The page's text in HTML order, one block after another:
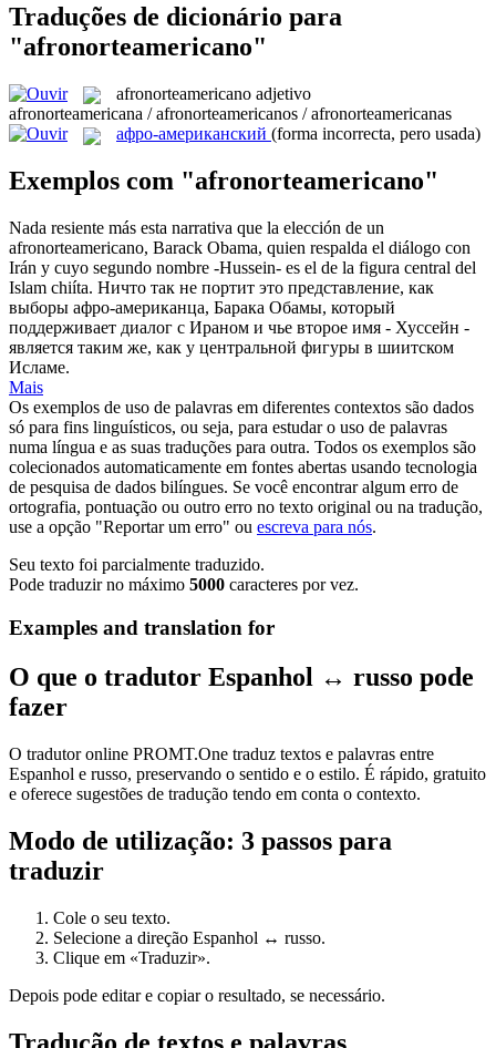
Traduções de dicionário para
"afronorteamericano"
afronorteamericano adjetivo
afronorteamericana / afronorteamericanos / afronorteamericanas
афро-американский (forma incorrecta, pero usada)
Exemplos com "afronorteamericano"
Nada resiente más esta narrativa que la elección de un
afronorteamericano, Barack Obama, quien respalda el diálogo con
Irán y cuyo segundo nombre -Hussein- es el de la figura central del
Islam chiíta. Ничто так не портит это представление, как
выборы афро-американца, Барака Обамы, который
поддерживает диалог с Ираном и чье второе имя - Хуссейн -
является таким же, как у центральной фигуры в шиитском
Исламе.
Mais
Os exemplos de uso de palavras em diferentes contextos são dados
só para fins linguísticos, ou seja, para estudar o uso de palavras
numa língua e as suas traduções para outra. Todos os exemplos são
colecionados automaticamente em fontes abertas usando tecnologia
de pesquisa de dados bilíngues. Se você encontrar algum erro de
ortografia, pontuação ou outro erro no texto original ou na tradução,
use a opção "Reportar um erro" ou escreva para nós.
Seu texto foi parcialmente traduzido.
Pode traduzir no máximo 5000 caracteres por vez.
Examples and translation for
O que o tradutor Espanhol ↔ russo pode
fazer
O tradutor online PROMT.One traduz textos e palavras entre
Espanhol e russo, preservando o sentido e o estilo. É rápido, gratuito
e oferece sugestões de tradução tendo em conta o contexto.
Modo de utilização: 3 passos para
traduzir
Cole o seu texto.
Selecione a direção Espanhol ↔ russo.
Clique em «Traduzir».
Depois pode editar e copiar o resultado, se necessário.
Tradução de textos e palavras